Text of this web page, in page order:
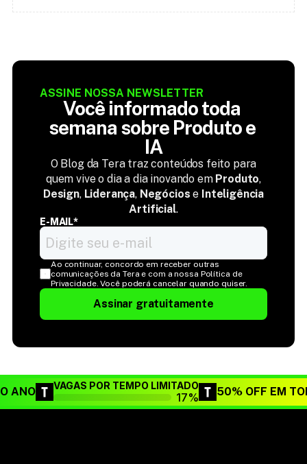
ASSINE NOSSA NEWSLETTER
Você informado toda
semana sobre Produto e
IA
O Blog da Tera traz conteúdos feito para
quem vive o dia a dia inovando em Produto,
Design, Liderança, Negócios e Inteligência
Artificial.
E-MAIL*
Ao continuar, concordo em receber outras
comunicações da Tera e com a nossa Política de
Privacidade. Você poderá cancelar quando quiser.
Assinar gratuitamente
ANO VAGAS POR TEMPO LIMITADO
17% 50% OFF EM